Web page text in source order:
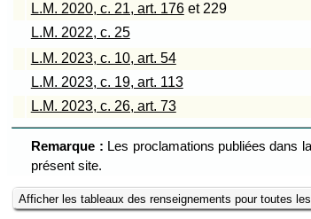
L.M. 2020, c. 21, art. 176et 229
L.M. 2022, c. 25
L.M. 2023, c. 10, art. 54
L.M. 2023, c. 19, art. 113
L.M. 2023, c. 26, art. 73
Remarque : Les proclamations publiées dans
présent site.
Afficher les tableaux des renseignements pour toutes